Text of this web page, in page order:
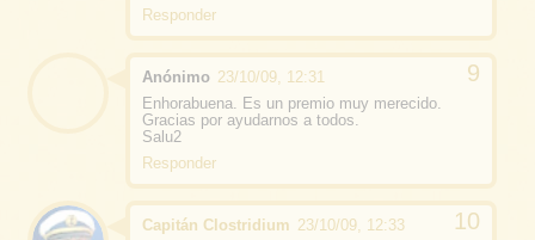
Responder
Anónimo 23/10/09, 12:31
Enhorabuena. Es un premio muy merecido.
Gracias por ayudarnos a todos.
Salu2
Responder
Capitán Clostridium 23/10/09, 12:33